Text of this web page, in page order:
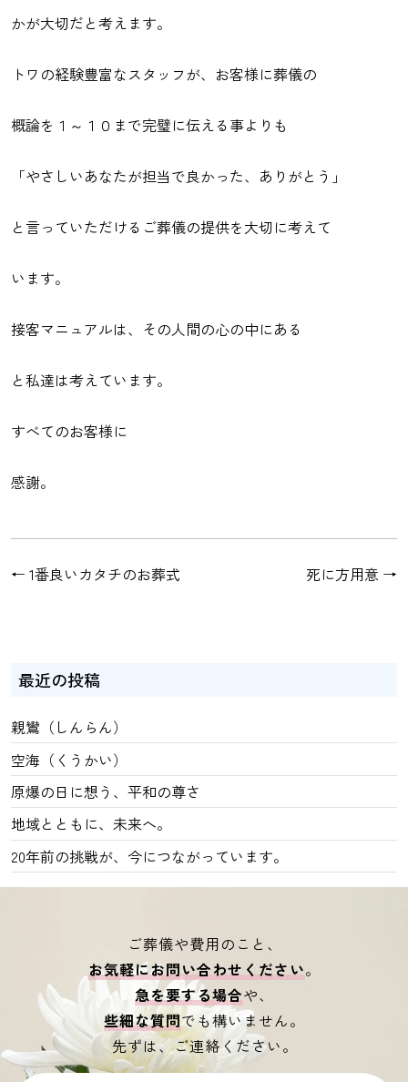
かが大切だと考えます。
トワの経験豊富なスタッフが、お客様に葬儀の
概論を１～１０まで完璧に伝える事よりも
「やさしいあなたが担当で良かった、ありがとう」
と言っていただけるご葬儀の提供を大切に考えて
います。
接客マニュアルは、その人間の心の中にある
と私達は考えています。
すべてのお客様に
感謝。
← 1番良いカタチのお葬式 死に方用意 →
最近の投稿
親鸞（しんらん）
空海（くうかい）
原爆の日に想う、平和の尊さ
地域とともに、未来へ。
20年前の挑戦が、今につながっています。
ご葬儀や費用のこと、
お気軽にお問い合わせください。
急を要する場合や、
些細な質問でも構いません。
先ずは、ご連絡ください。